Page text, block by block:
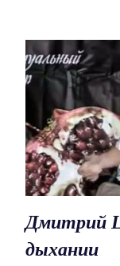
Дмитрий
дыхании